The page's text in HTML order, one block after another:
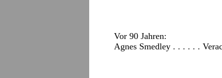
Vor 90 Jahren:
Agnes Smedley . . . . . .